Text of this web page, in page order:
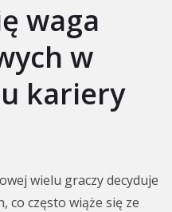
waga
w
kariery
wielu graczy decyduje
co często wiąże się ze